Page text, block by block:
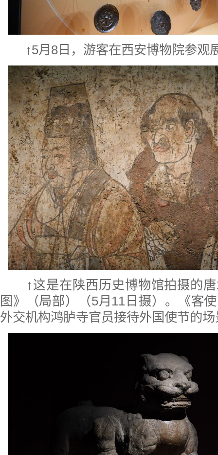
↑5月8日，游客在西安博物院参观
↑这是在陕西历史博物馆拍摄的
图》（局部）（5月11日摄）。《客
外交机构鸿胪寺官员接待外国使节的